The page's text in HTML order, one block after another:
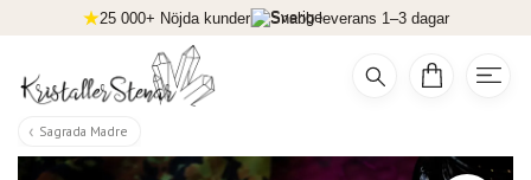
25 000+ Nöjda kunder Snabb leverans 1–3 dagar
Sagrada Madre